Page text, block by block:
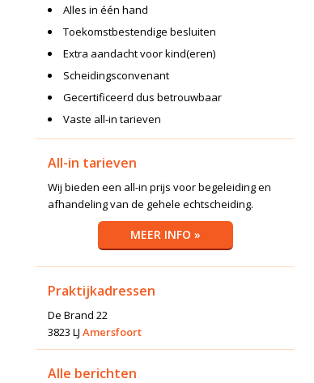
Alles in één hand
Toekomstbestendige besluiten
Extra aandacht voor kind(eren)
Scheidingsconvenant
Gecertificeerd dus betrouwbaar
Vaste all-in tarieven
All-in tarieven
Wij bieden een all-in prijs voor begeleiding en
afhandeling van de gehele echtscheiding.
MEER INFO »
Praktijkadressen
De Brand 22
3823 LJ Amersfoort
Alle berichten